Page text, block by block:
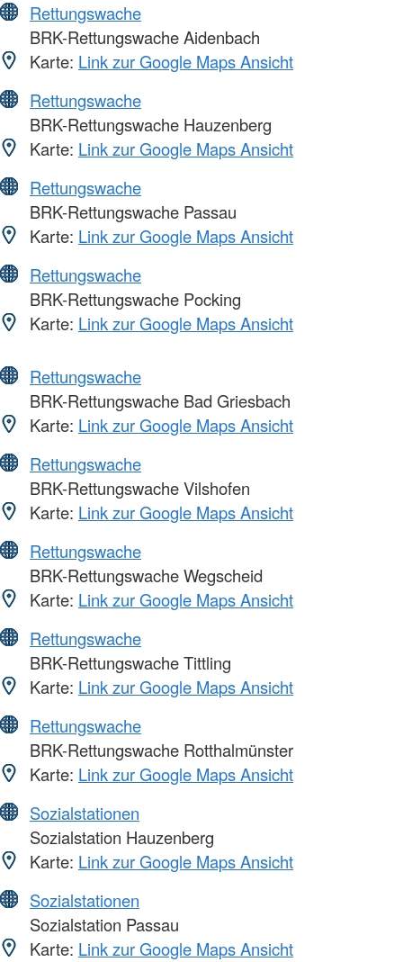
Rettungswache
BRK-Rettungswache Aidenbach
Karte: Link zur Google Maps Ansicht
Rettungswache
BRK-Rettungswache Hauzenberg
Karte: Link zur Google Maps Ansicht
Rettungswache
BRK-Rettungswache Passau
Karte: Link zur Google Maps Ansicht
Rettungswache
BRK-Rettungswache Pocking
Karte: Link zur Google Maps Ansicht
Rettungswache
BRK-Rettungswache Bad Griesbach
Karte: Link zur Google Maps Ansicht
Rettungswache
BRK-Rettungswache Vilshofen
Karte: Link zur Google Maps Ansicht
Rettungswache
BRK-Rettungswache Wegscheid
Karte: Link zur Google Maps Ansicht
Rettungswache
BRK-Rettungswache Tittling
Karte: Link zur Google Maps Ansicht
Rettungswache
BRK-Rettungswache Rotthalmünster
Karte: Link zur Google Maps Ansicht
Sozialstationen
Sozialstation Hauzenberg
Karte: Link zur Google Maps Ansicht
Sozialstationen
Sozialstation Passau
Karte: Link zur Google Maps Ansicht